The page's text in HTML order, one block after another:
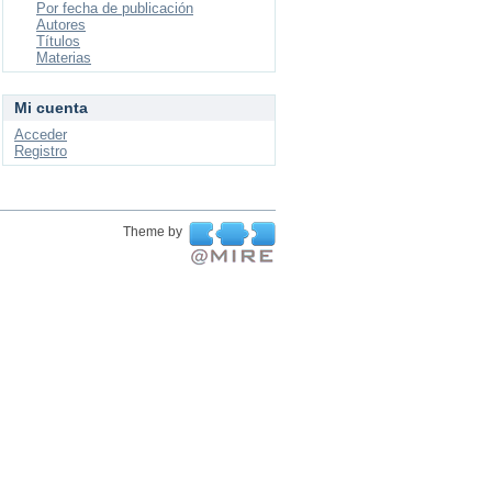
Por fecha de publicación
Autores
Títulos
Materias
Mi cuenta
Acceder
Registro
Theme by